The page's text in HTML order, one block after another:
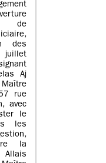
de
des
Aj
rue
avec
le
les
la